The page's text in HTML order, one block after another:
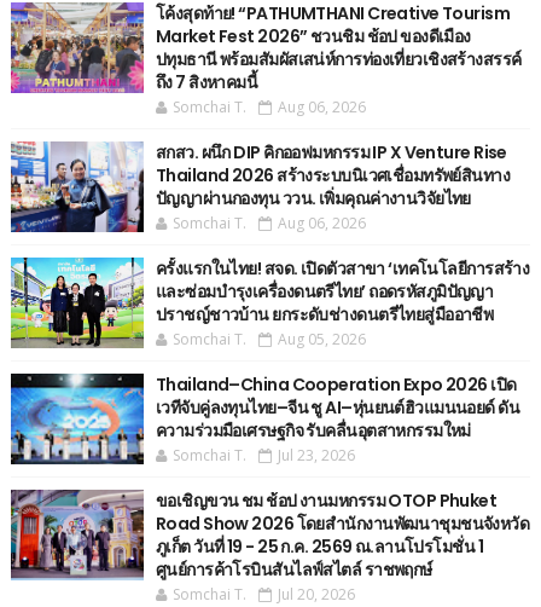
โค้งสุดท้าย! “PATHUMTHANI Creative Tourism
Market Fest 2026” ชวนชิม ช้อป ของดีเมือง
ปทุมธานี พร้อมสัมผัสเสน่ห์การท่องเที่ยวเชิงสร้างสรรค์
ถึง 7 สิงหาคมนี้
Somchai T. Aug 06, 2026
สกสว. ผนึก DIP คิกออฟมหกรรม IP X Venture Rise
Thailand 2026 สร้างระบบนิเวศเชื่อมทรัพย์สินทาง
ปัญญาผ่านกองทุน ววน. เพิ่มคุณค่างานวิจัยไทย
Somchai T. Aug 06, 2026
ครั้งแรกในไทย! สจด. เปิดตัวสาขา ‘เทคโนโลยีการสร้าง
และซ่อมบำรุงเครื่องดนตรีไทย’ ​ถอดรหัสภูมิปัญญา
ปราชญ์ชาวบ้าน ยกระดับช่างดนตรีไทยสู่มืออาชีพ
Somchai T. Aug 05, 2026
Thailand–China Cooperation Expo 2026 เปิด
เวทีจับคู่ลงทุนไทย–จีน ชู AI–หุ่นยนต์ฮิวแมนนอยด์ ดัน
ความร่วมมือเศรษฐกิจ รับคลื่นอุตสาหกรรมใหม่
Somchai T. Jul 23, 2026
ขอเชิญขวน ชม ช้อป งานมหกรรม OTOP Phuket
Road Show 2026 โดยสำนักงานพัฒนาชุมชนจังหวัด
ภูเก็ต วันที่ 19 - 25 ก.ค. 2569 ณ.ลานโปรโมชั่น 1
ศูนย์การค้าโรบินสันไลฟ์สไตล์ ราชพฤกษ์
Somchai T. Jul 20, 2026